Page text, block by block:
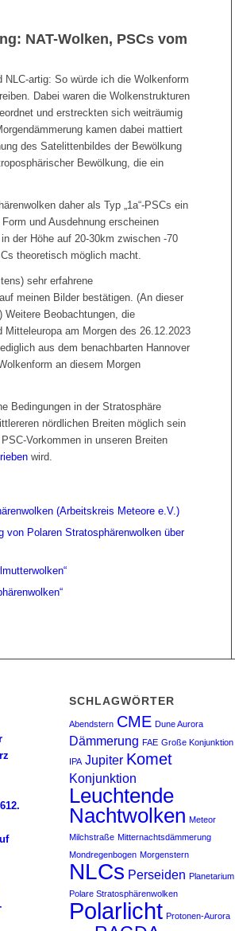
NAT-Wolken, PSCs vom
artig: So würde ich die Wolkenform
Dabei waren die Wolkenstrukturen
und erstreckten sich weiträumig
kamen dabei mattiert
des Satelittenbildes der Bewölkung
Bewölkung, die ein
daher als Typ „1a“-PSCs ein
und Ausdehnung erscheinen
der Höhe auf 20-30km zwischen -70
theoretisch möglich macht.
sehr erfahrene
meinen Bilder bestätigen. (An dieser
Beobachtungen, die
Mitteleuropa am Morgen des 26.12.2023
aus dem benachbarten Hannover
an diesem Morgen
Bedingungen in der Stratosphäre
nördlichen Breiten möglich sein
Vorkommen in unseren Breiten
wird.
(Arbeitskreis Meteore e.V.)
von Polaren Stratosphärenwolken über
12.
SCHLAGWÖRTER
Abendstern CME Dune Aurora
Dämmerung FAE Große Konjunktion
IPA Jupiter Komet
Konjunktion
Leuchtende
Nachtwolken Meteor
Milchstraße Mitternachtsdämmerung
Mondregenbogen Morgenstern
NLCs Perseiden Planetarium
Polare Stratosphärenwolken
Polarlicht Protonen-Aurora